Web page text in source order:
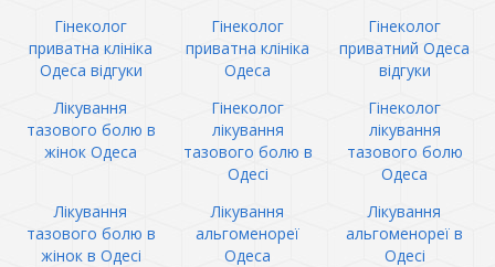
Гінеколог
приватна клініка
Одеса відгуки
Гінеколог
приватна клініка
Одеса
Гінеколог
приватний Одеса
відгуки
Лікування
тазового болю в
жінок Одеса
Гінеколог
лікування
тазового болю в
Одесі
Гінеколог
лікування
тазового болю
Одеса
Лікування
тазового болю в
жінок в Одесі
Лікування
альгоменореї
Одеса
Лікування
альгоменореї в
Одесі